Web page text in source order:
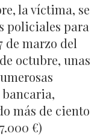
la víctima, se
policiales para
de marzo del
octubre, unas
más de ciento
€)